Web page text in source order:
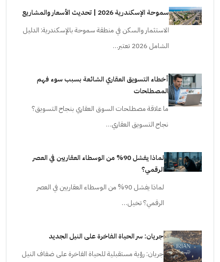
سموحة الإسكندرية 2026 | تحديث الأسعار والمشاريع
الاستثمار والسكن في منطقة سموحة بالإسكندرية: الدليل
أخطاء التسويق العقاري الشائعة بسبب سوء فهم
المصطلحات
ما علاقة مصطلحات السوق العقاري بنجاح التسويق؟
الرقمي؟
جريان: سر الحياة الفاخرة على النيل الجديد